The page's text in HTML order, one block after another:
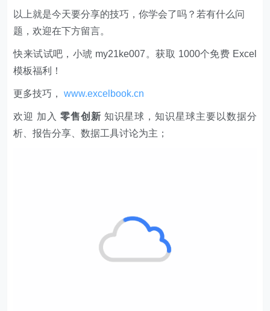
以上就是今天要分享的技巧，你学会了吗？若有什么问
题，欢迎在下方留言。
快来试试吧，小琥 my21ke007。获取 1000个免费 Excel
模板福利​​​​！
更多技巧，www.excelbook.cn
欢迎 加入 零售创新 知识星球，知识星球主要以数据分
析、报告分享、数据工具讨论为主；